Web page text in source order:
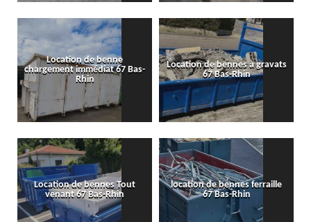
Location de benne
chargement immédiat 67 Bas-
Rhin
Location de bennes à gravats
67 Bas-Rhin
Location de bennes Tout
venant 67 Bas-Rhin
location de bennes ferraille
67 Bas-Rhin